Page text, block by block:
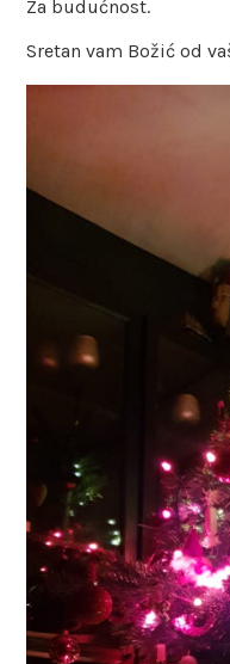
Za budućnost.
Sretan vam Božić od